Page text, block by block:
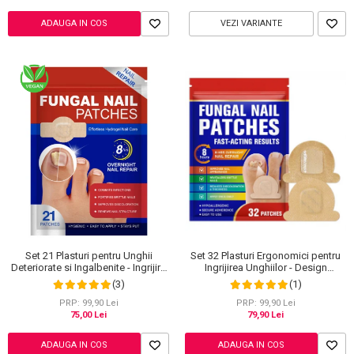
ADAUGA IN COS VEZI VARIANTE
Set 21 Plasturi pentru Unghii
Deteriorate si Ingalbenite - Ingrijire
Nocturna si Protectie
(3)
PRP: 99,90 Lei
75,00 Lei
ADAUGA IN COS
Set 32 Plasturi Ergonomici pentru
Ingrijirea Unghiilor - Design
Adaptabil si Protectie Intensa
Nocturna
(1)
PRP: 99,90 Lei
79,90 Lei
ADAUGA IN COS